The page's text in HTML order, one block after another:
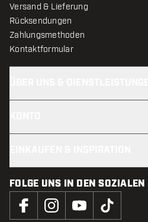
Versand & Lieferung
Rücksendungen
Zahlungsmethoden
Kontaktformular
FOLGE UNS IN DEN